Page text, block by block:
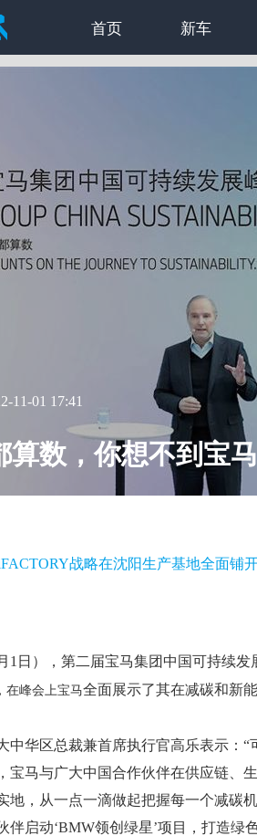
首页 新车
11-01 17:41
算数，你想不到宝
战略在沈阳生产基地全面铺
1日），第二届宝马集团中国可持续
在峰会上宝马全面展示了其在减碳和新
中华区总裁兼首席执行官高乐表示：“
宝马与广大中国合作伙伴在供应链、
地，从一点一滴做起把握每一个减碳
伴启动‘BMW领创绿星’项目，打造绿